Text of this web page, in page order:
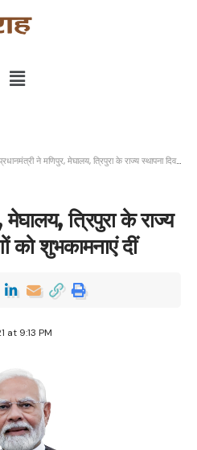
ने मणिपुर, मेघालय, त्रिपुरा के राज्य स्थापना दिवस पर लोगों को शुभकामनाएं दीं
मेघालय, त्रिपुरा के राज्य
को शुभकामनाएं दीं
at 9:13 PM